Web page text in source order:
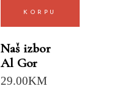
KORPU
Naš izbor
Al Gor
29.00KM